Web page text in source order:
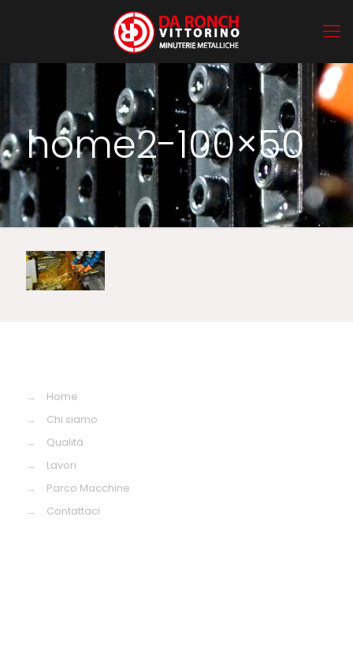
home2-100×50
→
Home
→
Chi siamo
→
Qualitá
→
Lavori
→
Parco Macchine
→
Contattaci